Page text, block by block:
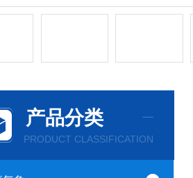
产品分类
PRODUCT CLASSIFICATION